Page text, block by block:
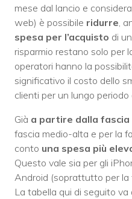
mese dal lancio e
web) è possibile ridurre ,
spesa per l’acquisto di
risparmio restano solo per
operatori hanno la
significativo il costo dello
clienti per un lungo periodo
Già a partire dalla fascia
fascia medio-alta e per la
conto una spesa più
Questo vale sia per gli
Android (soprattutto per la
La tabella qui di seguito